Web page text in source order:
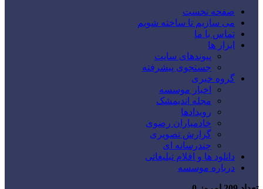
صفحه نخست
می سازیم تا ساخته شویم
تماس با ما
ابزار ها
پیوندهای سایت
جستجوی پیشرفته
گروه خبری
اخبار موسسه
مجله اندیمشک
رویدادها
خادمیاران رضوی
گزارش تصویری
چندرسانه ای
دانلود ها و اقلام تبلیغاتی
درباره موسسه